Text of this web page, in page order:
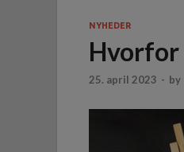
NYHEDER
Hvorfor
25. april 2023 - by